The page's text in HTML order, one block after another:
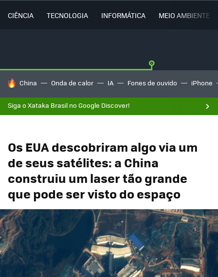
CIÊNCIA TECNOLOGIA INFORMÁTICA MEIO AMBIENTE
TENDÊNCIAS DO DIA
China Onda de calor IA Fones de ouvido iPhone
Siga o Xataka Brasil no Google Discover!
Os EUA descobriram algo via um
de seus satélites: a China
construiu um laser tão grande
que pode ser visto do espaço